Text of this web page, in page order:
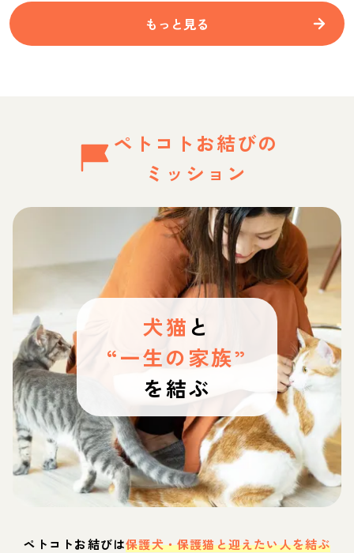
もっと見る
ペトコトお結びの
ミッション
犬猫 と
“一生の家族”
を結ぶ
ペトコトお結びは保護犬・保護猫と迎えたい人を結ぶ